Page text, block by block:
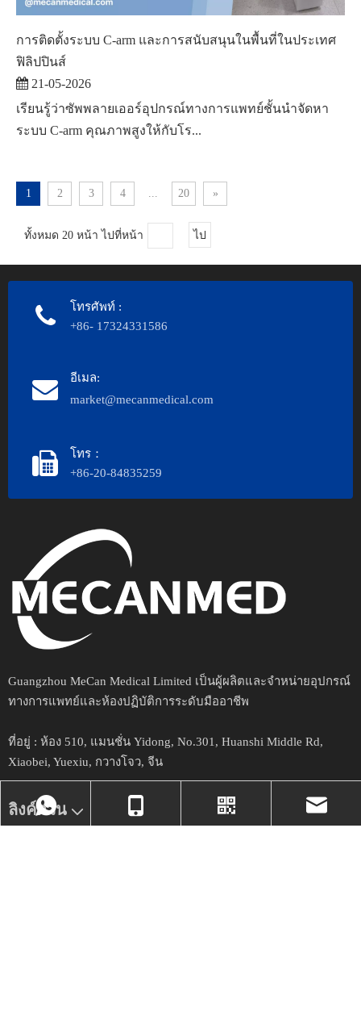
การติดตั้งระบบ C-arm และการสนับสนุนในพื้นที่ในประเทศ
ฟิลิปปินส์
21-05-2026
เรียนรู้ว่าซัพพลายเออร์อุปกรณ์ทางการแพทย์ชั้นนำจัดหา
ระบบ C-arm คุณภาพสูงให้กับโร...
1 2 3 4 ... 20 »
ทั้งหมด 20 หน้า ไปที่หน้า ไป
โทรศัพท์ :
+86- 17324331586
อีเมล:
market@mecanmedical.com
โทร：
+86-20-84835259
Guangzhou MeCan Medical Limited เป็นผู้ผลิตและจำหน่ายอุปกรณ์
ทางการแพทย์และห้องปฏิบัติการระดับมืออาชีพ​​​​​​
ที่อยู่ : ห้อง 510, แมนชั่น Yidong, No.301, Huanshi Middle Rd,
Xiaobei, Yuexiu, กวางโจว, จีน
ลิงค์ด่วน